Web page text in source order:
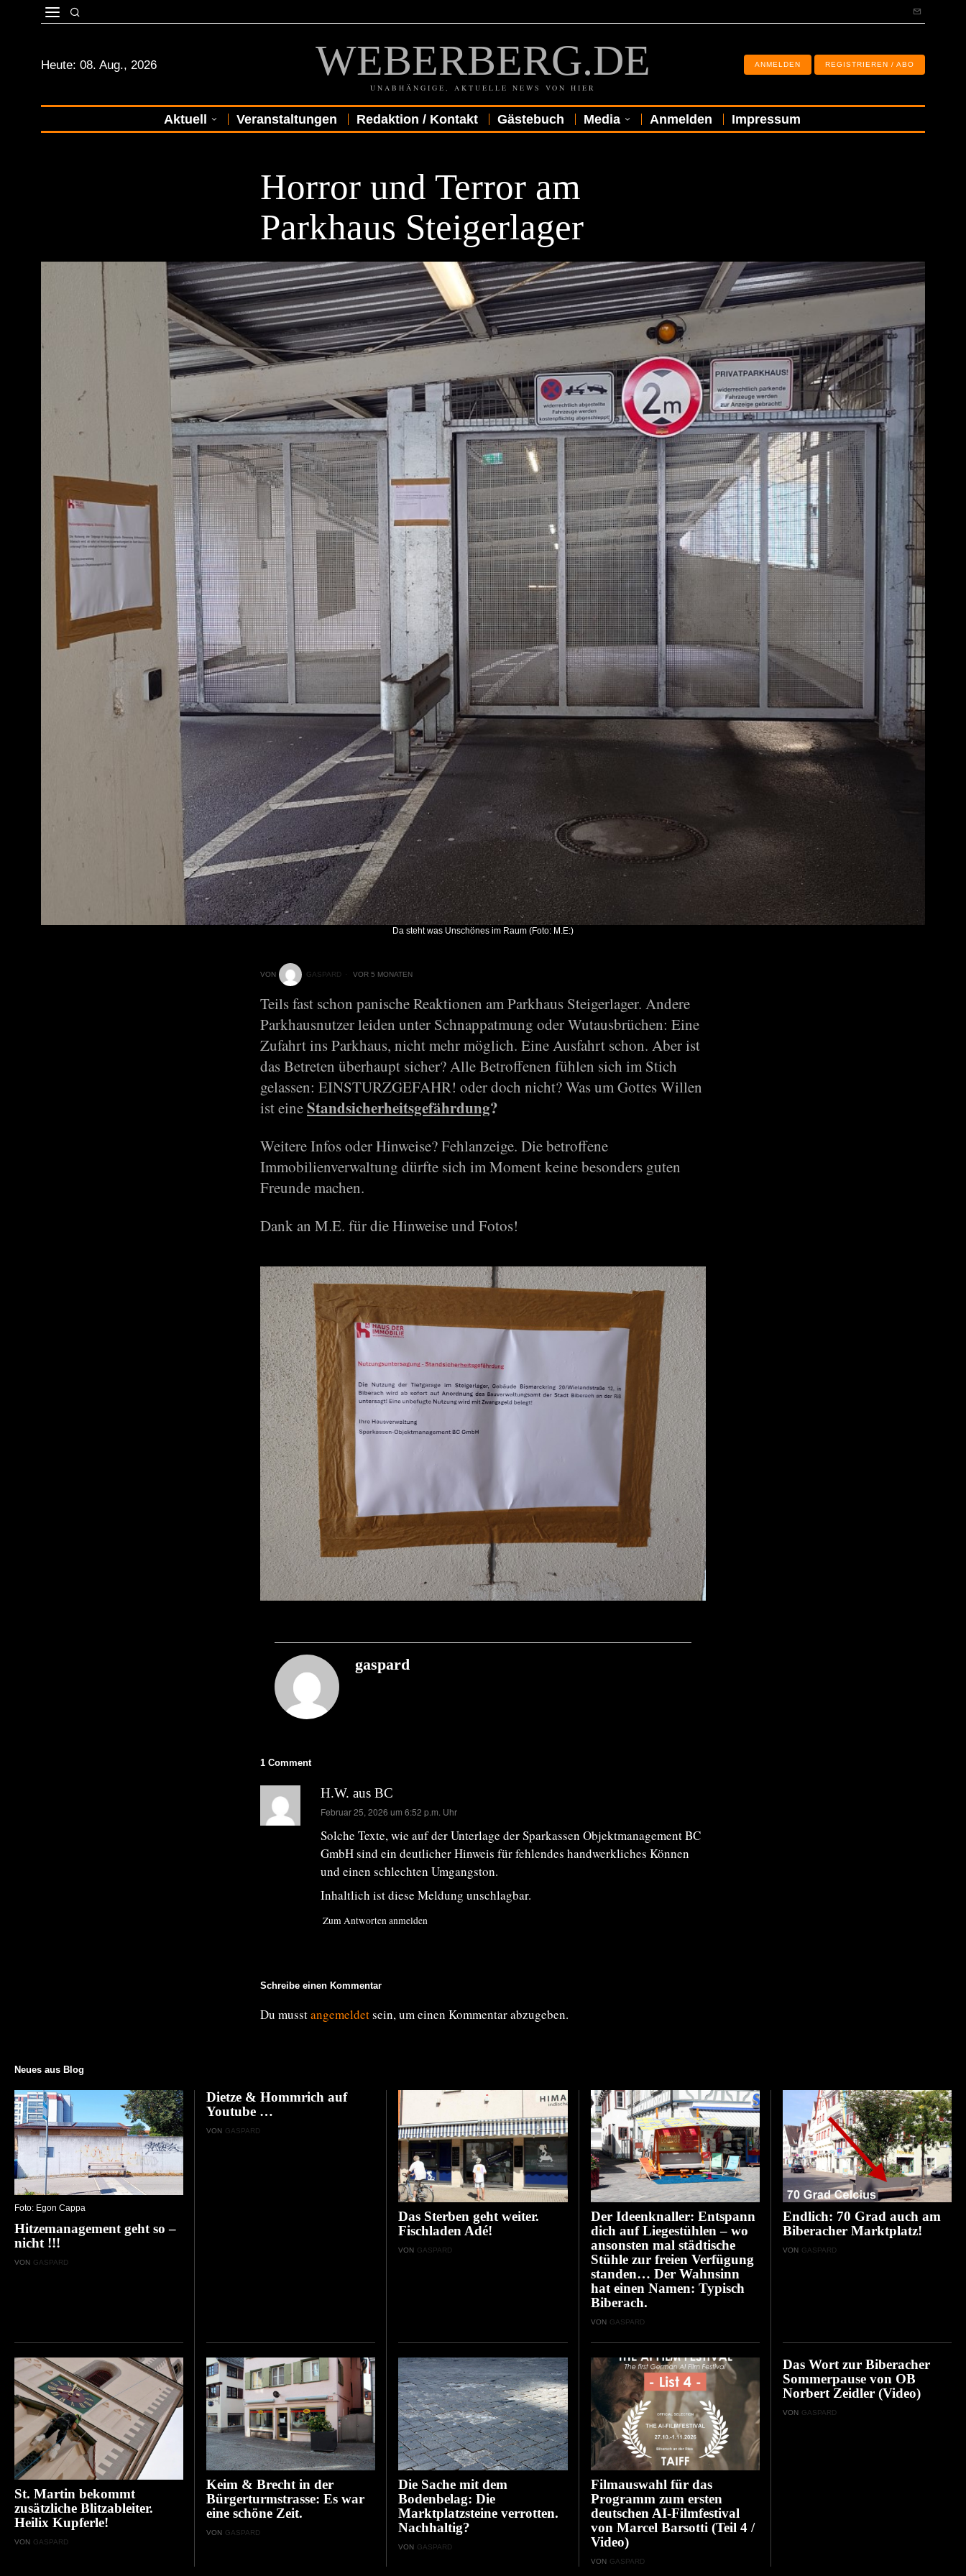
Heute: 08. Aug., 2026 WEBERBERG.DE
UNABHÄNGIGE, AKTUELLE NEWS VON HIER
ANMELDEN REGISTRIEREN / ABO
Aktuell Veranstaltungen Redaktion / Kontakt Gästebuch Media Anmelden Impressum
Horror und Terror am
Parkhaus Steigerlager
Da steht was Unschönes im Raum (Foto: M.E:)
VON GASPARD VOR 5 MONATEN
Teils fast schon panische Reaktionen am Parkhaus Steigerlager. Andere
Parkhausnutzer leiden unter Schnappatmung oder Wutausbrüchen: Eine
Zufahrt ins Parkhaus, nicht mehr möglich. Eine Ausfahrt schon. Aber ist
das Betreten überhaupt sicher? Alle Betroffenen fühlen sich im Stich
gelassen: EINSTURZGEFAHR! oder doch nicht? Was um Gottes Willen
ist eineStandsicherheitsgefährdung?
Weitere Infos oder Hinweise? Fehlanzeige. Die betroffene
Immobilienverwaltung dürfte sich im Moment keine besonders guten
Freunde machen.
Dank an M.E. für die Hinweise und Fotos!
gaspard
1 Comment
H.W. aus BC
sagt:
Februar 25, 2026 um 6:52 p.m. Uhr
Solche Texte, wie auf der Unterlage der Sparkassen Objektmanagement BC
GmbH sind ein deutlicher Hinweis für fehlendes handwerkliches Können
und einen schlechten Umgangston.
Inhaltlich ist diese Meldung unschlagbar.
Zum Antworten anmelden
Schreibe einen Kommentar
Du musstangemeldetsein, um einen Kommentar abzugeben.
Neues aus Blog
Foto: Egon Cappa
Hitzemanagement geht so –
nicht !!!
VON GASPARD
Dietze & Hommrich auf
Youtube …
VON GASPARD
Das Sterben geht weiter.
Fischladen Adé!
VON GASPARD
Der Ideenknaller: Entspann
dich auf Liegestühlen – wo
ansonsten mal städtische
Stühle zur freien Verfügung
standen… Der Wahnsinn
hat einen Namen: Typisch
Biberach.
VON GASPARD
Endlich: 70 Grad auch am
Biberacher Marktplatz!
VON GASPARD
St. Martin bekommt
zusätzliche Blitzableiter.
Heilix Kupferle!
VON GASPARD
Keim & Brecht in der
Bürgerturmstrasse: Es war
eine schöne Zeit.
VON GASPARD
Die Sache mit dem
Bodenbelag: Die
Marktplatzsteine verrotten.
Nachhaltig?
VON GASPARD
Filmauswahl für das
Programm zum ersten
deutschen AI-Filmfestival
von Marcel Barsotti (Teil 4 /
Video)
VON GASPARD
Das Wort zur Biberacher
Sommerpause von OB
Norbert Zeidler (Video)
VON GASPARD